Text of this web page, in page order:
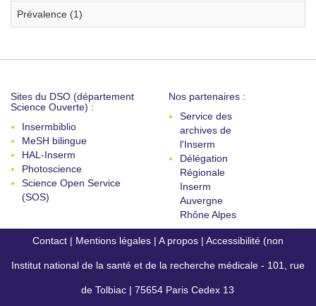
Prévalence (1)
Sites du DSO (département
Science Ouverte) :
Insermbiblio
MeSH bilingue
HAL-Inserm
Photoscience
Science Open Service
(SOS)
Nos partenaires :
Service des
archives de
l'Inserm
Délégation
Régionale
Inserm
Auvergne
Rhône Alpes
Contact | Mentions légales | A propos | Accessibilité (non
conforme)
Institut national de la santé et de la recherche médicale - 101, rue
de Tolbiac | 75654 Paris Cedex 13